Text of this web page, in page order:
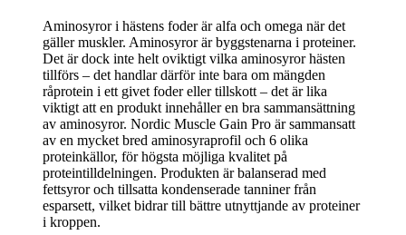
Aminosyror i hästens foder är alfa och omega när det
gäller muskler. Aminosyror är byggstenarna i proteiner.
Det är dock inte helt oviktigt vilka aminosyror hästen
tillförs – det handlar därför inte bara om mängden
råprotein i ett givet foder eller tillskott – det är lika
viktigt att en produkt innehåller en bra sammansättning
av aminosyror. Nordic Muscle Gain Pro är sammansatt
av en mycket bred aminosyraprofil och 6 olika
proteinkällor, för högsta möjliga kvalitet på
proteintilldelningen. Produkten är balanserad med
fettsyror och tillsatta kondenserade tanniner från
esparsett, vilket bidrar till bättre utnyttjande av proteiner
i kroppen.